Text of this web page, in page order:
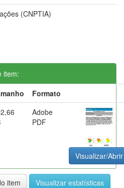
(CNPTIA)
item:
Formato
Adobe
PDF
Visualizar/Abrir
item Visualizar estatísticas